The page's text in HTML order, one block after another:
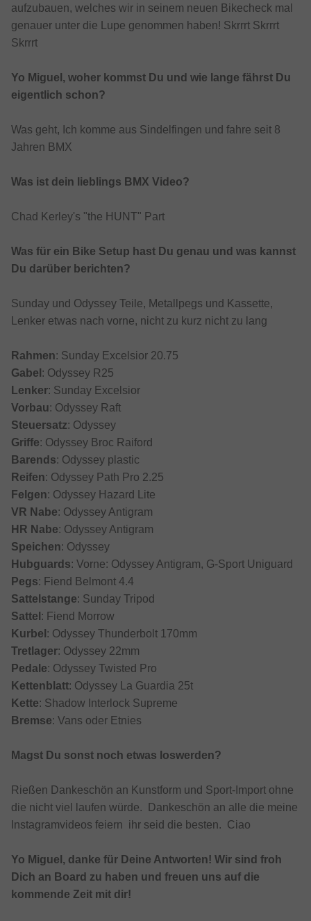
aufzubauen, welches wir in seinem neuen Bikecheck mal
genauer unter die Lupe genommen haben! Skrrrt Skrrrt
Skrrrt
Yo Miguel, woher kommst Du und wie lange fährst Du
eigentlich schon?
Was geht, Ich komme aus Sindelfingen und fahre seit 8
Jahren BMX
Was ist dein lieblings BMX Video?
Chad Kerley's "the HUNT" Part
Was für ein Bike Setup hast Du genau und was kannst
Du darüber berichten?
Sunday und Odyssey Teile, Metallpegs und Kassette,
Lenker etwas nach vorne, nicht zu kurz nicht zu lang
Rahmen: Sunday Excelsior 20.75
Gabel : Odyssey R25
Lenker: Sunday Excelsior
Vorbau: Odyssey Raft
Steuersatz: Odyssey
Griffe: Odyssey Broc Raiford
Barends: Odyssey plastic
Reifen: Odyssey Path Pro 2.25
Felgen: Odyssey Hazard Lite
VR Nabe: Odyssey Antigram
HR Nabe: Odyssey Antigram
Speichen: Odyssey
Hubguards: Vorne: Odyssey Antigram, G-Sport Uniguard
Pegs: Fiend Belmont 4.4
Sattelstange: Sunday Tripod
Sattel : Fiend Morrow
Kurbel : Odyssey Thunderbolt 170mm
Tretlager: Odyssey 22mm
Pedale: Odyssey Twisted Pro
Kettenblatt: Odyssey La Guardia 25t
Kette: Shadow Interlock Supreme
Bremse: Vans oder Etnies
Magst Du sonst noch etwas loswerden?
Rießen Dankeschön an Kunstform und Sport-Import ohne
die nicht viel laufen würde. Dankeschön an alle die meine
Instagramvideos feiern ihr seid die besten. Ciao
Yo Miguel, danke für Deine Antworten! Wir sind froh
Dich an Board zu haben und freuen uns auf die
kommende Zeit mit dir!